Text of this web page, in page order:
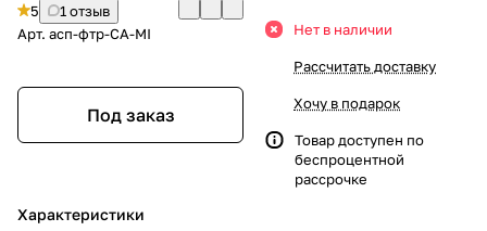
5
1 отзыв
Арт. асп-фтр-CA-MI
Под заказ
Характеристики
Нет в наличии
Рассчитать доставку
Хочу в подарок
Товар доступен по
беспроцентной
рассрочке